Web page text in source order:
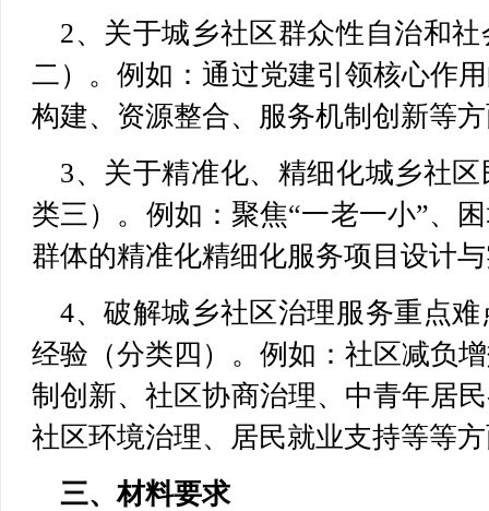
2、关于城乡社区群众性自治和
二）。例如：通过党建引领核心作
构建、资源整合、服务机制创新等
3、关于精准化、精细化城乡社
类三）。例如：聚焦“一老一小”、
群体的精准化精细化服务项目设计
4、破解城乡社区治理服务重点
经验（分类四）。例如：社区减负
制创新、社区协商治理、中青年居
社区环境治理、居民就业支持等等
三、材料要求